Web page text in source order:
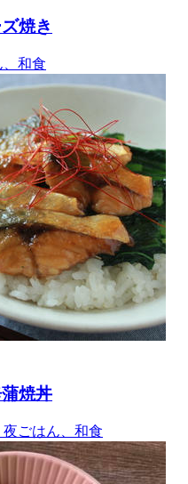
焼き
和食
焼丼
ごはん、和食